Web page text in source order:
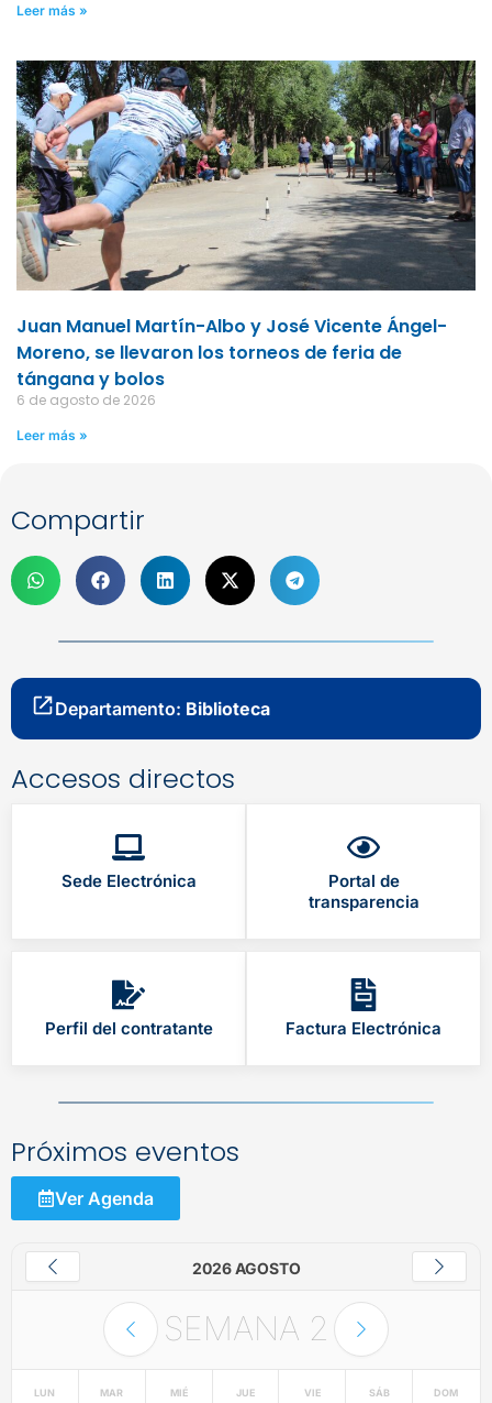
Leer más »
Juan Manuel Martín-Albo y José Vicente Ángel-
Moreno, se llevaron los torneos de feria de
tángana y bolos
6 de agosto de 2026
Leer más »
Compartir
Departamento: Biblioteca
Accesos directos
Sede Electrónica
Portal de
transparencia
Perfil del contratante Factura Electrónica
Próximos eventos
Ver Agenda
2026 AGOSTO
SEMANA 2
LUN MAR MIÉ JUE VIE SÁB DOM